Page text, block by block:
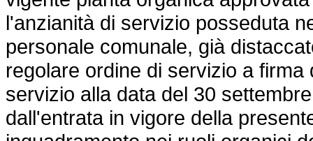
l'anzianità di servizio posseduta
personale comunale, già
regolare ordine di servizio a
servizio alla data del 30
dall'entrata in vigore della